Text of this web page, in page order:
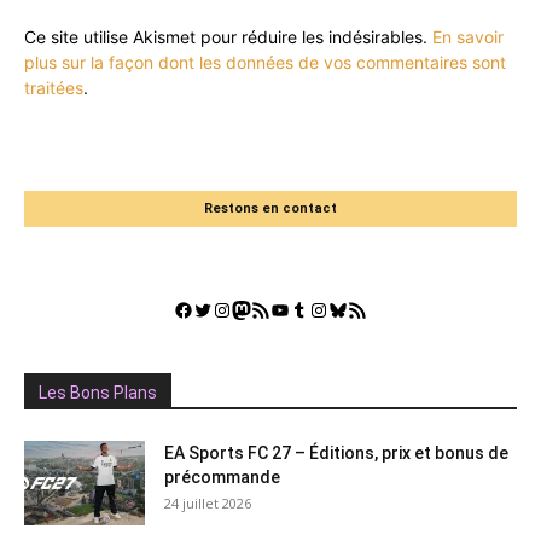
Ce site utilise Akismet pour réduire les indésirables. En savoir
plus sur la façon dont les données de vos commentaires sont
traitées.
Restons en contact
Facebook
Twitter
Instagram
Mastodon
Flux RSSYouTube
Tumblr
Instagram
Bluesky
GestGame
Les Bons Plans
EA Sports FC 27 – Éditions, prix et bonus de
précommande
24 juillet 2026